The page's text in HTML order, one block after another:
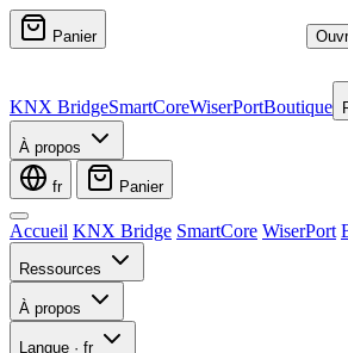
Panier
KNX BridgeSmartCoreWiserPortBoutique
À propos
fr Panier
Accueil KNX Bridge SmartCore WiserPort
Ressources
À propos
Langue · fr